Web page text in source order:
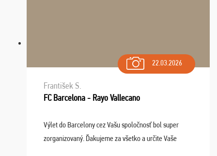
22.03.2026
František S.
FC Barcelona - Rayo Vallecano
Výlet do Barcelony cez Vašu spoločnosť bol super
zorganizovaný. Ďakujeme za všetko a určite Vaše